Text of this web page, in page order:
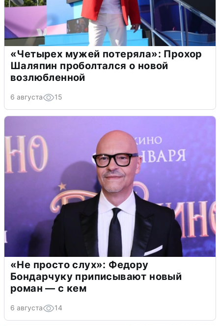
«Четырех мужей потеряла»: Прохор
Шаляпин проболтался о новой
возлюбленной
6 августа 15
«Не просто слух»: Федору
Бондарчуку приписывают новый
роман — с кем
6 августа 14